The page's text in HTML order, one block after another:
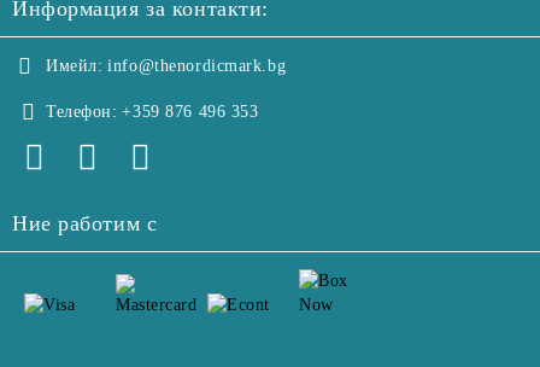
Информация за контакти:
Имейл: info@thenordicmark.bg
Телефон: +359 876 496 353
Ние работим с